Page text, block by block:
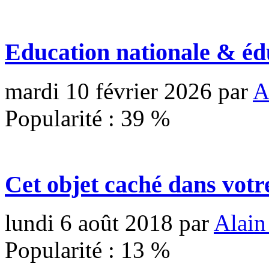
Education nationale &
mardi 10 février 2026 par
Popularité : 39 %
Cet objet caché dans
lundi 6 août 2018 par
Popularité : 13 %